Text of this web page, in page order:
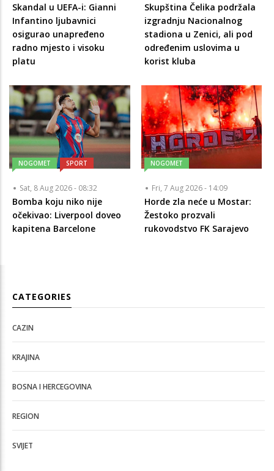
Skandal u UEFA-i: Gianni
Infantino ljubavnici
osigurao unapređeno
radno mjesto i visoku
platu
Skupština Čelika podržala
izgradnju Nacionalnog
stadiona u Zenici, ali pod
određenim uslovima u
korist kluba
NOGOMET SPORT
Sat, 8 Aug 2026 - 08:32
Bomba koju niko nije
očekivao: Liverpool doveo
kapitena Barcelone
NOGOMET
Fri, 7 Aug 2026 - 14:09
Horde zla neće u Mostar:
Žestoko prozvali
rukovodstvo FK Sarajevo
CATEGORIES
CAZIN
KRAJINA
BOSNA I HERCEGOVINA
REGION
SVIJET